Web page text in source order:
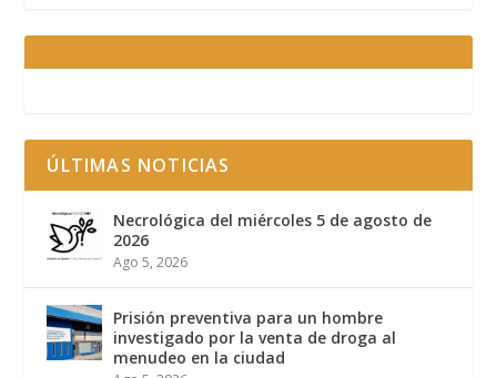
ÚLTIMAS NOTICIAS
Necrológica del miércoles 5 de agosto de
2026
Ago 5, 2026
Prisión preventiva para un hombre
investigado por la venta de droga al
menudeo en la ciudad